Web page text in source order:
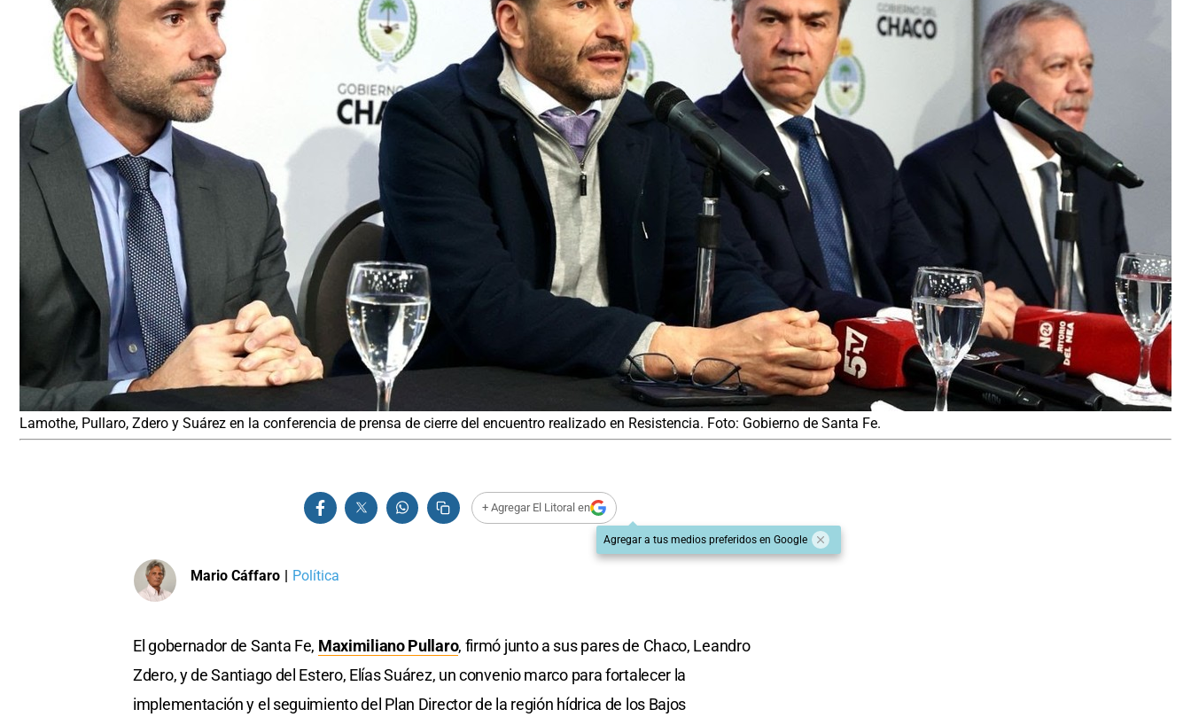
Lamothe, Pullaro, Zdero y Suárez en la conferencia de prensa de cierre del encuentro realizado en Resistencia. Foto: Gobierno de Santa Fe.
+ Agregar El Litoral en
Agregar a tus medios preferidos en Google
Mario Cáffaro | Política
El gobernador de Santa Fe, Maximiliano Pullaro, firmó junto a sus pares de Chaco, Leandro
Zdero, y de Santiago del Estero, Elías Suárez, un convenio marco para fortalecer la
implementación y el seguimiento del Plan Director de la región hídrica de los Bajos